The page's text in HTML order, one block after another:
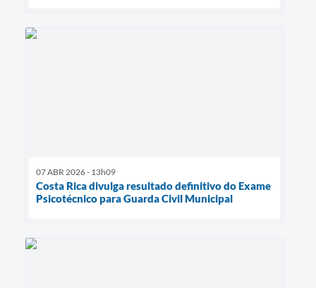
07 ABR 2026 - 13h09
Costa Rica divulga resultado definitivo do Exame
Psicotécnico para Guarda Civil Municipal